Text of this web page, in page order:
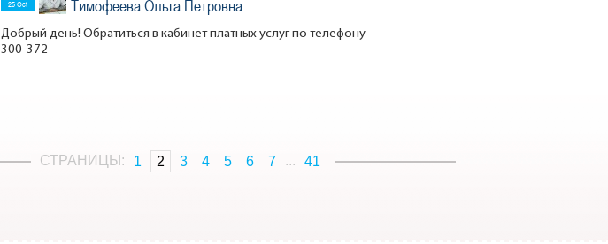
25 Oct Тимофеева Ольга Петровна
Добрый день! Обратиться в кабинет платных услуг по телефону
300-372
СТРАНИЦЫ: 1 2 3 4 5 6 7 ... 41